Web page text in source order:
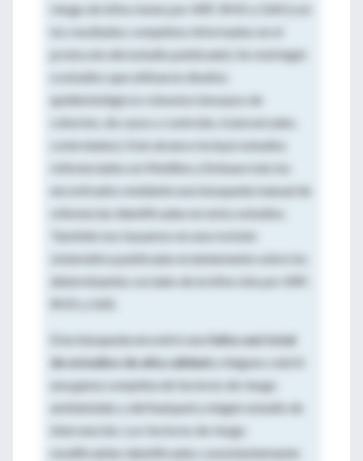
riesgo de infecciones por ARF, RHD y GAS (con
los resultados completos informados en el
protocolo del estudio publicado). Se restringió
a estudios que utilizaron diseños
epidemiológicos robustos (ensayos de
cohortes, de casos y controles, transversales,
controlados). Este alcance incluyó estudios
referenciados en Medline y Embase más los
encontrados mediante una búsqueda manual de
referencias identificadas en estos estudios.
También nos basamos en una revisión
sistemática publicada recientemente sobre los
determinantes sociales de la infección por ARF,
RHD y GAS.
Esta búsqueda encontró una falta casi total
de estudios de alta calidady ninguno cubrió
una gama completa de factores de riesgo
ambientales y del huésped y ningún estudio de
intervención. Los factores de riesgo
modificables identificados consistentemente